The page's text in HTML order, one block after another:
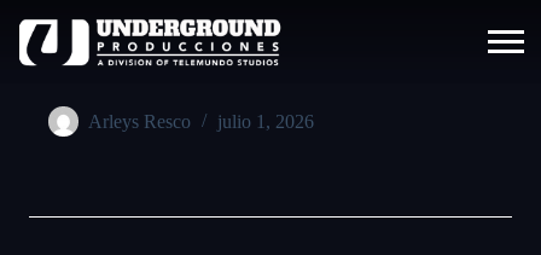
Arleys Resco julio 1, 2026